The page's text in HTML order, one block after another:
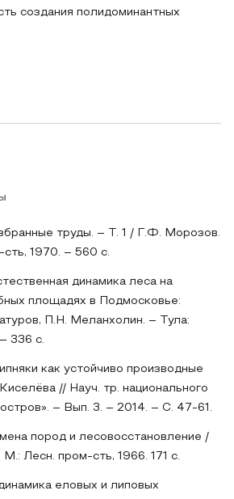
создания полидоминантных
труды. – Т. 1 / Г.Ф. Морозов.
1970. – 560 с.
динамика леса на
площадях в Подмосковье:
П.Н. Меланхолин. – Тула:
336 с.
как устойчиво производные
// Науч. тр. национального
– Вып. 3. – 2014. – С. 47-61.
пород и лесовосстановление /
Лесн. пром-сть, 1966. 171 с.
еловых и липовых